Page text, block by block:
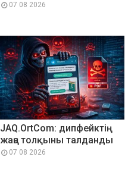
07 08 2026
JAQ.OrtCom: дипфейктің
жаңа толқыны талданды
07 08 2026